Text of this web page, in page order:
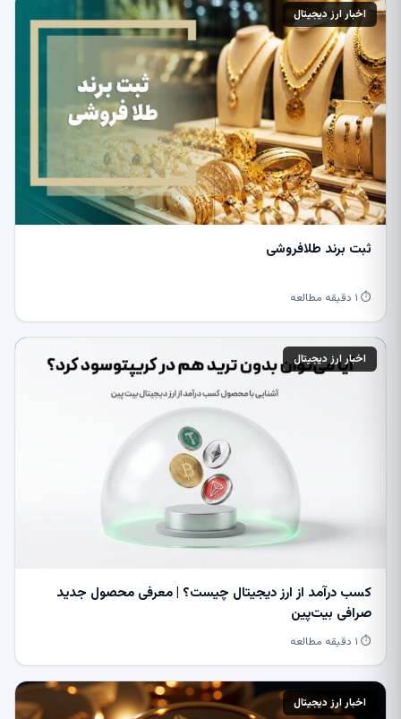
اخبار ارز دیجیتال
ثبت برند طلافروشی
⏱ ۱ دقیقه مطالعه
اخبار ارز دیجیتال
کسب درآمد از ارز دیجیتال چیست؟ | معرفی محصول جدید
صرافی بیت‌پین
⏱ ۱ دقیقه مطالعه
اخبار ارز دیجیتال